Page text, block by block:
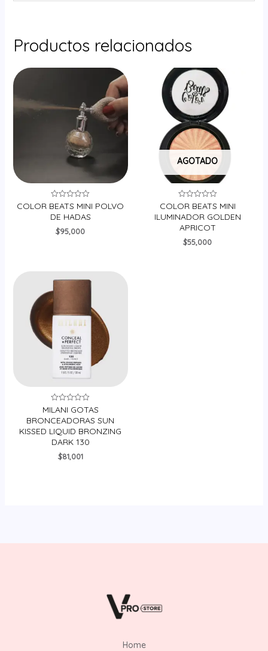
Productos relacionados
Valorado
en
0
de
COLOR BEATS MINI POLVO
DE HADAS
$95,000
AGOTADO
Valorado
en
0
de
5
COLOR BEATS MINI
ILUMINADOR GOLDEN
APRICOT
$55,000
Valorado
en
0
de
5
MILANI GOTAS
BRONCEADORAS SUN
KISSED LIQUID BRONZING
DARK 130
$81,001
Home